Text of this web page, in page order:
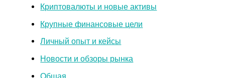
Криптовалюты и новые активы
Крупные финансовые цели
Личный опыт и кейсы
Новости и обзоры рынка
Общая